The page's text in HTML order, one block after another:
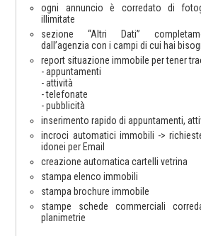
ogni annuncio è corredato di
illimitate
sezione “Altri Dati”
dall’agenzia con i campi di cui hai
report situazione immobile per tener
- appuntamenti
- attività
- telefonate
- pubblicità
inserimento rapido di appuntamenti,
incroci automatici immobili ->
idonei per Email
creazione automatica cartelli vetrina
stampa elenco immobili
stampa brochure immobile
stampe schede commerciali
planimetrie